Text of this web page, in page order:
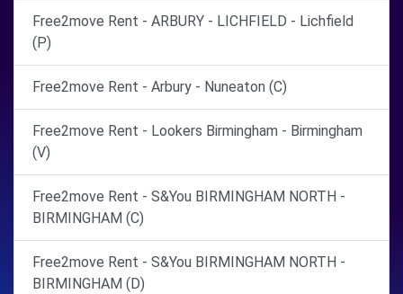
Free2move Rent - ARBURY - LICHFIELD - Lichfield
(P)
Free2move Rent - Arbury - Nuneaton (C)
Free2move Rent - Lookers Birmingham - Birmingham
(V)
Free2move Rent - S&You BIRMINGHAM NORTH -
BIRMINGHAM (C)
Free2move Rent - S&You BIRMINGHAM NORTH -
BIRMINGHAM (D)